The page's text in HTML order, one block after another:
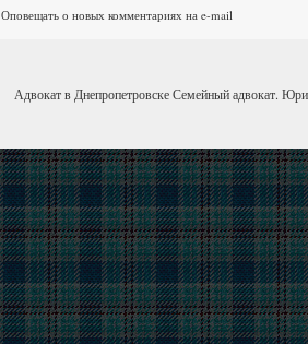
Оповещать о новых комментариях на e-mail
Адвокат в ДнепропетровскеСемейный адвокат.